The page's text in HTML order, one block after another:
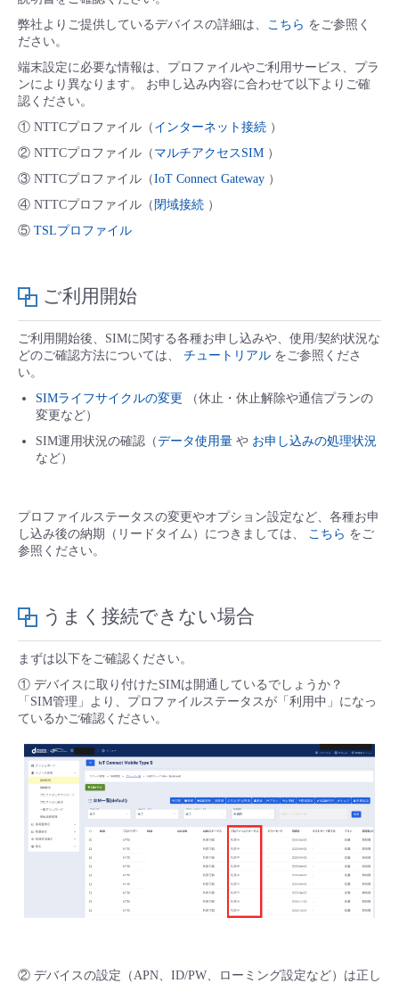
弊社よりご提供しているデバイスの詳細は、 こちら をご参照く
ださい。
端末設定に必要な情報は、プロファイルやご利用サービス、プラ
ンにより異なります。 お申し込み内容に合わせて以下よりご確
認ください。
① NTTCプロファイル（ インターネット接続 ）
② NTTCプロファイル（ マルチアクセスSIM ）
③ NTTCプロファイル（IoT Connect Gateway ）
④ NTTCプロファイル（ 閉域接続 ）
⑤ TSLプロファイル
ご利用開始
ご利用開始後、SIMに関する各種お申し込みや、使用/契約状況な
どのご確認方法については、 チュートリアル をご参照くださ
い。
SIMライフサイクルの変更 （休止・休止解除や通信プランの
変更など）
SIM運用状況の確認（データ使用量 や お申し込みの処理状況
など）
プロファイルステータスの変更やオプション設定など、各種お申
し込み後の納期（リードタイム）につきましては、 こちら をご
参照ください。
うまく接続できない場合
まずは以下をご確認ください。
① デバイスに取り付けたSIMは開通しているでしょうか？
「SIM管理」より、プロファイルステータスが「利用中」になっ
ているかご確認ください。
② デバイスの設定（APN、ID/PW、ローミング設定など）は正し